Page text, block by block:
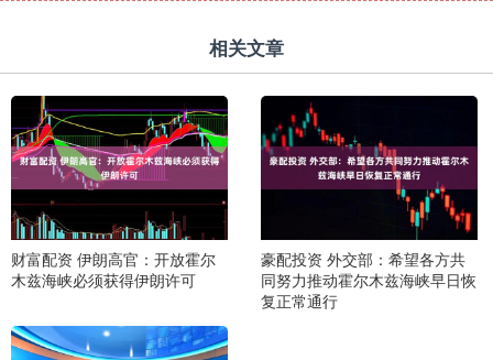
相关文章
财富配资 伊朗高官：开放霍尔
木兹海峡必须获得伊朗许可
豪配投资 外交部：希望各方共
同努力推动霍尔木兹海峡早日恢
复正常通行